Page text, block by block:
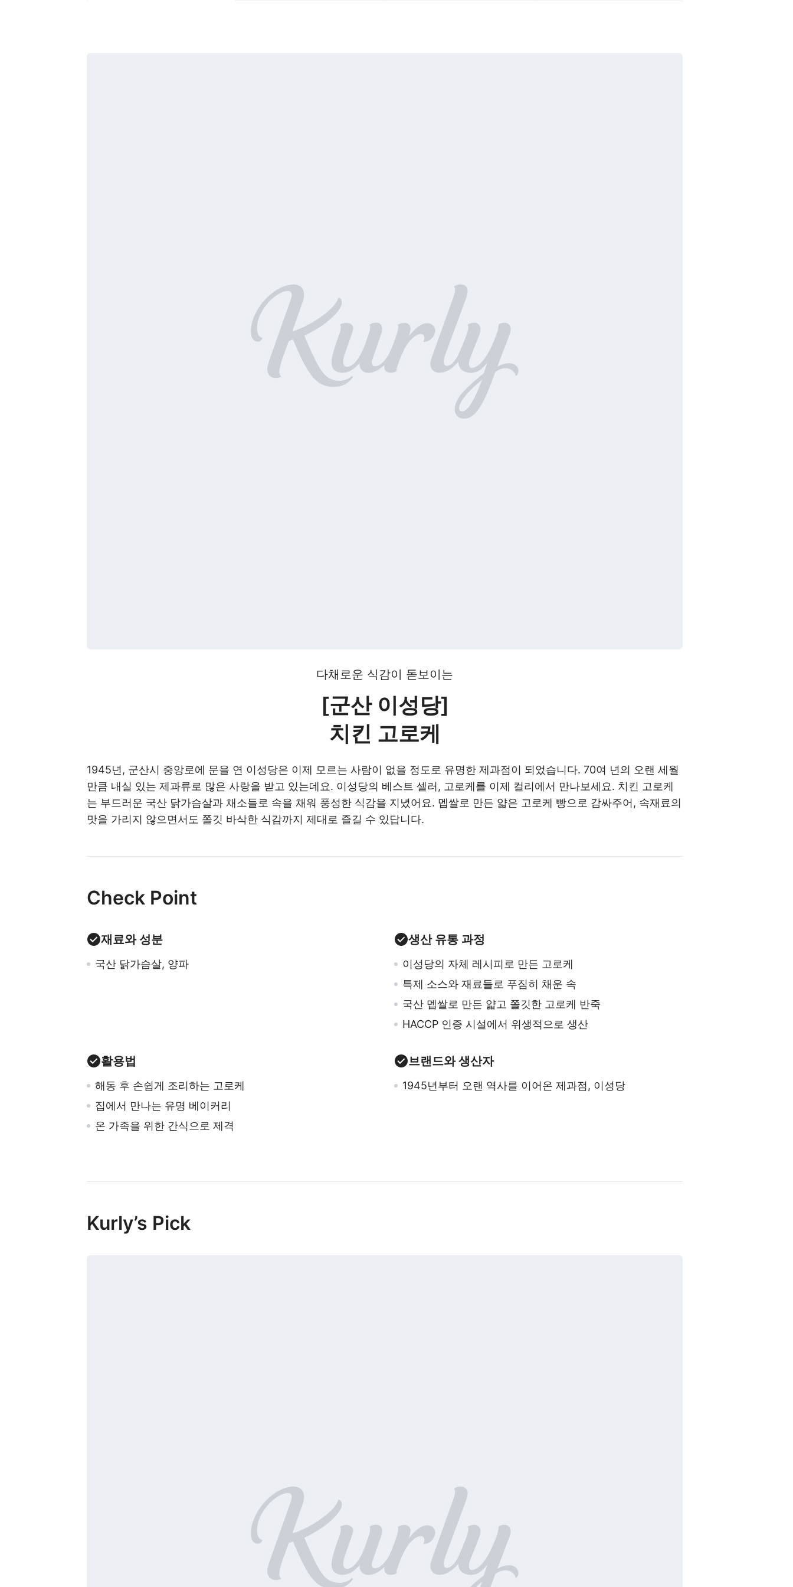
다채로운 식감이 돋보이는
[군산 이성당]
치킨 고로케
1945년, 군산시 중앙로에 문을 연 이성당은 이제 모르는 사람이 없을 정도로 유명한 제과점이 되었습니다. 70여 년의 오랜 세월
만큼 내실 있는 제과류로 많은 사랑을 받고 있는데요. 이성당의 베스트 셀러, 고로케를 이제 컬리에서 만나보세요. 치킨 고로케
는 부드러운 국산 닭가슴살과 채소들로 속을 채워 풍성한 식감을 지녔어요. 멥쌀로 만든 얇은 고로케 빵으로 감싸주어, 속재료의
맛을 가리지 않으면서도 쫄깃 바삭한 식감까지 제대로 즐길 수 있답니다.
Check Point
재료와 성분
국산 닭가슴살, 양파
생산 유통 과정
이성당의 자체 레시피로 만든 고로케
특제 소스와 재료들로 푸짐히 채운 속
국산 멥쌀로 만든 얇고 쫄깃한 고로케 반죽
HACCP 인증 시설에서 위생적으로 생산
활용법
해동 후 손쉽게 조리하는 고로케
집에서 만나는 유명 베이커리
온 가족을 위한 간식으로 제격
브랜드와 생산자
1945년부터 오랜 역사를 이어온 제과점, 이성당
Kurly’s Pick